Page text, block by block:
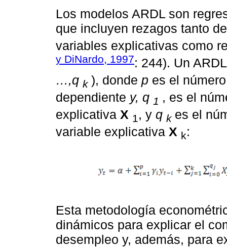
Los modelos ARDL son
que incluyen rezagos tanto
variables explicativas como
y DiNardo, 1997: 244). Un
…,q k ), donde p es el
dependiente y, q 1 , es el
explicativa X 1, y q k es el
variable explicativa X k:
Esta metodología
dinámicos para explicar el
desempleo y, además, para